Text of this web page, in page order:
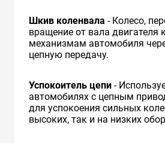
Шкив коленвала - Колесо,
вращение от вала двигателя
механизмам автомобиля
цепную передачу.
Успокоитель цепи -
автомобилях с цепным
для успокоения сильных
высоких, так и на низких